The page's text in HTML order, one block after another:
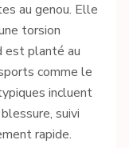
au genou. Elle
torsion
est planté au
comme le
incluent
suivi
rapide.